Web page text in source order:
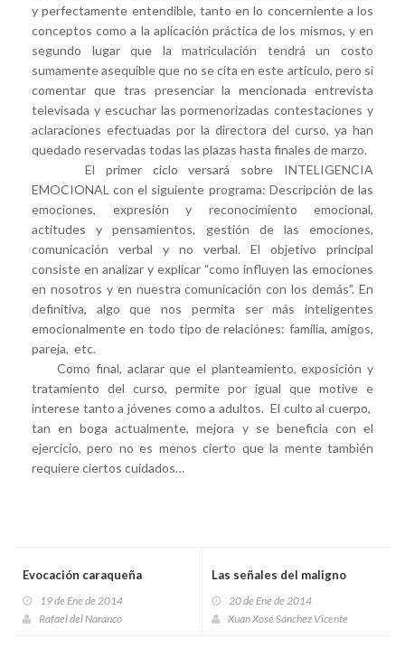
y perfectamente entendible, tanto en lo concerniente a los
conceptos como a la aplicación práctica de los mismos, y en
segundo lugar que la matriculación tendrá un costo
sumamente asequible que no se cita en este artículo, pero si
comentar que tras presenciar la mencionada entrevista
televisada y escuchar las pormenorizadas contestaciones y
aclaraciones efectuadas por la directora del curso, ya han
quedado reservadas todas las plazas hasta finales de marzo.
El primer ciclo versará sobre INTELIGENCIA
EMOCIONAL con el siguiente programa: Descripción de las
emociones, expresión y reconocimiento emocional,
actitudes y pensamientos, gestión de las emociones,
comunicación verbal y no verbal. El objetivo principal
consiste en analizar y explicar “como influyen las emociones
en nosotros y en nuestra comunicación con los demás”. En
definitiva, algo que nos permita ser más inteligentes
emocionalmente en todo tipo de relaciónes: familia, amigos,
pareja, etc.
Como final, aclarar que el planteamiento, exposición y
tratamiento del curso, permite por igual que motive e
interese tanto a jóvenes como a adultos. El culto al cuerpo,
tan en boga actualmente, mejora y se beneficia con el
ejercicio, pero no es menos cierto que la mente también
requiere ciertos cuidados…
Evocación caraqueña
19 de Ene de 2014
Rafael del Naranco
Las señales del maligno
20 de Ene de 2014
Xuan Xosé Sánchez Vicente